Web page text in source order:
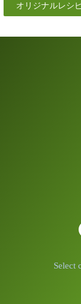
オリジナルレシ
Select